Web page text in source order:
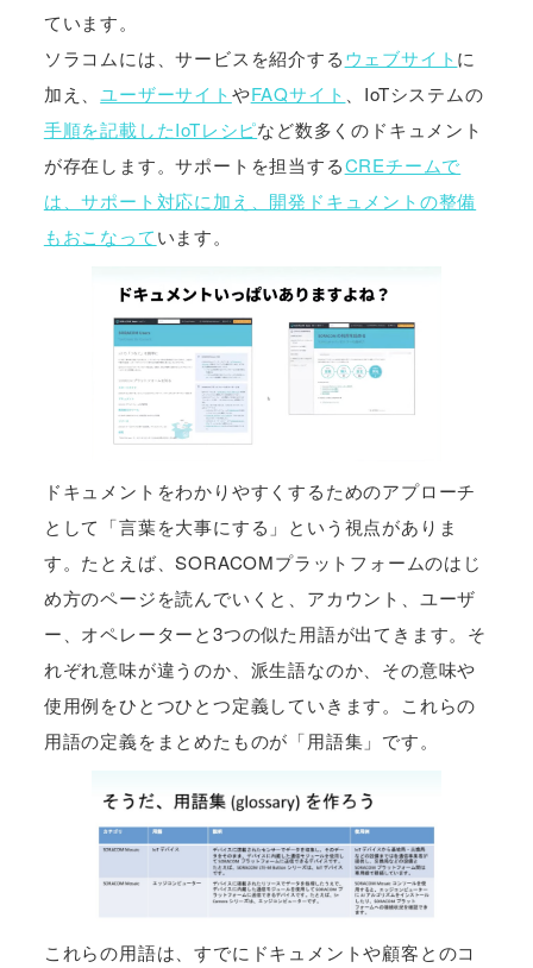
ています。
ソラコムには、サービスを紹介するウェブサイトに
加え、ユーザーサイトやFAQサイト
、IoTシステムの
手順を記載したIoTレシピなど数多くのドキュメント
が存在します。サポートを担当するCREチームで
は、サポート対応に加え、開発ドキュメントの整備
もおこなっています。
ドキュメントをわかりやすくするためのアプローチ
として「言葉を大事にする」という視点がありま
す。たとえば、SORACOMプラットフォームのはじ
め方のページを読んでいくと、アカウント、ユーザ
ー、オペレーターと3つの似た用語が出てきます。そ
れぞれ意味が違うのか、派生語なのか、その意味や
使用例をひとつひとつ定義していきます。これらの
用語の定義をまとめたものが「用語集」です。
これらの用語は、すでにドキュメントや顧客とのコ